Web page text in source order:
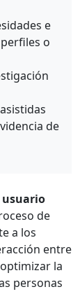
e
o
de
usuario
de
a los
entre
la
personas